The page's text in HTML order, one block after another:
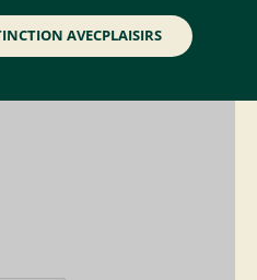
AVECPLAISIRS